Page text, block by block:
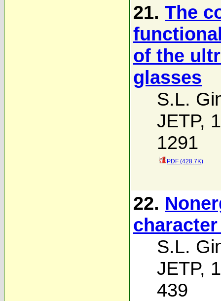
21. The
of the
glasses
S.L.
JETP,
1291
PDF (428.7K)
22.
S.L.
JETP,
439